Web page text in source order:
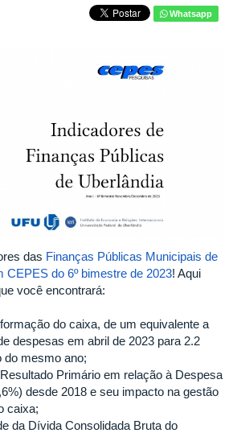
Whatsapp
das Finanças Públicas Municipais de
CEPES do 6º bimestre de 2023! Aqui
você encontrará:
do caixa, de um equivalente a
despesas em abril de 2023 para 2.2
do mesmo ano;
Primário em relação à Despesa
desde 2018 e seu impacto na gestão
caixa;
da Dívida Consolidada Bruta do